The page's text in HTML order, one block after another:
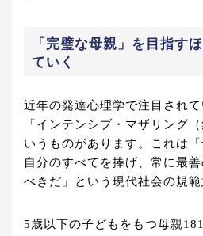
「完璧な母親」を目指す
ていく
近年の発達心理学で注目されて
「インテンシブ・マザリング
いうものがあります。これは
自分のすべてを捧げ、常に最
べきだ」という現代社会の規範
5歳以下の子どもをもつ母親